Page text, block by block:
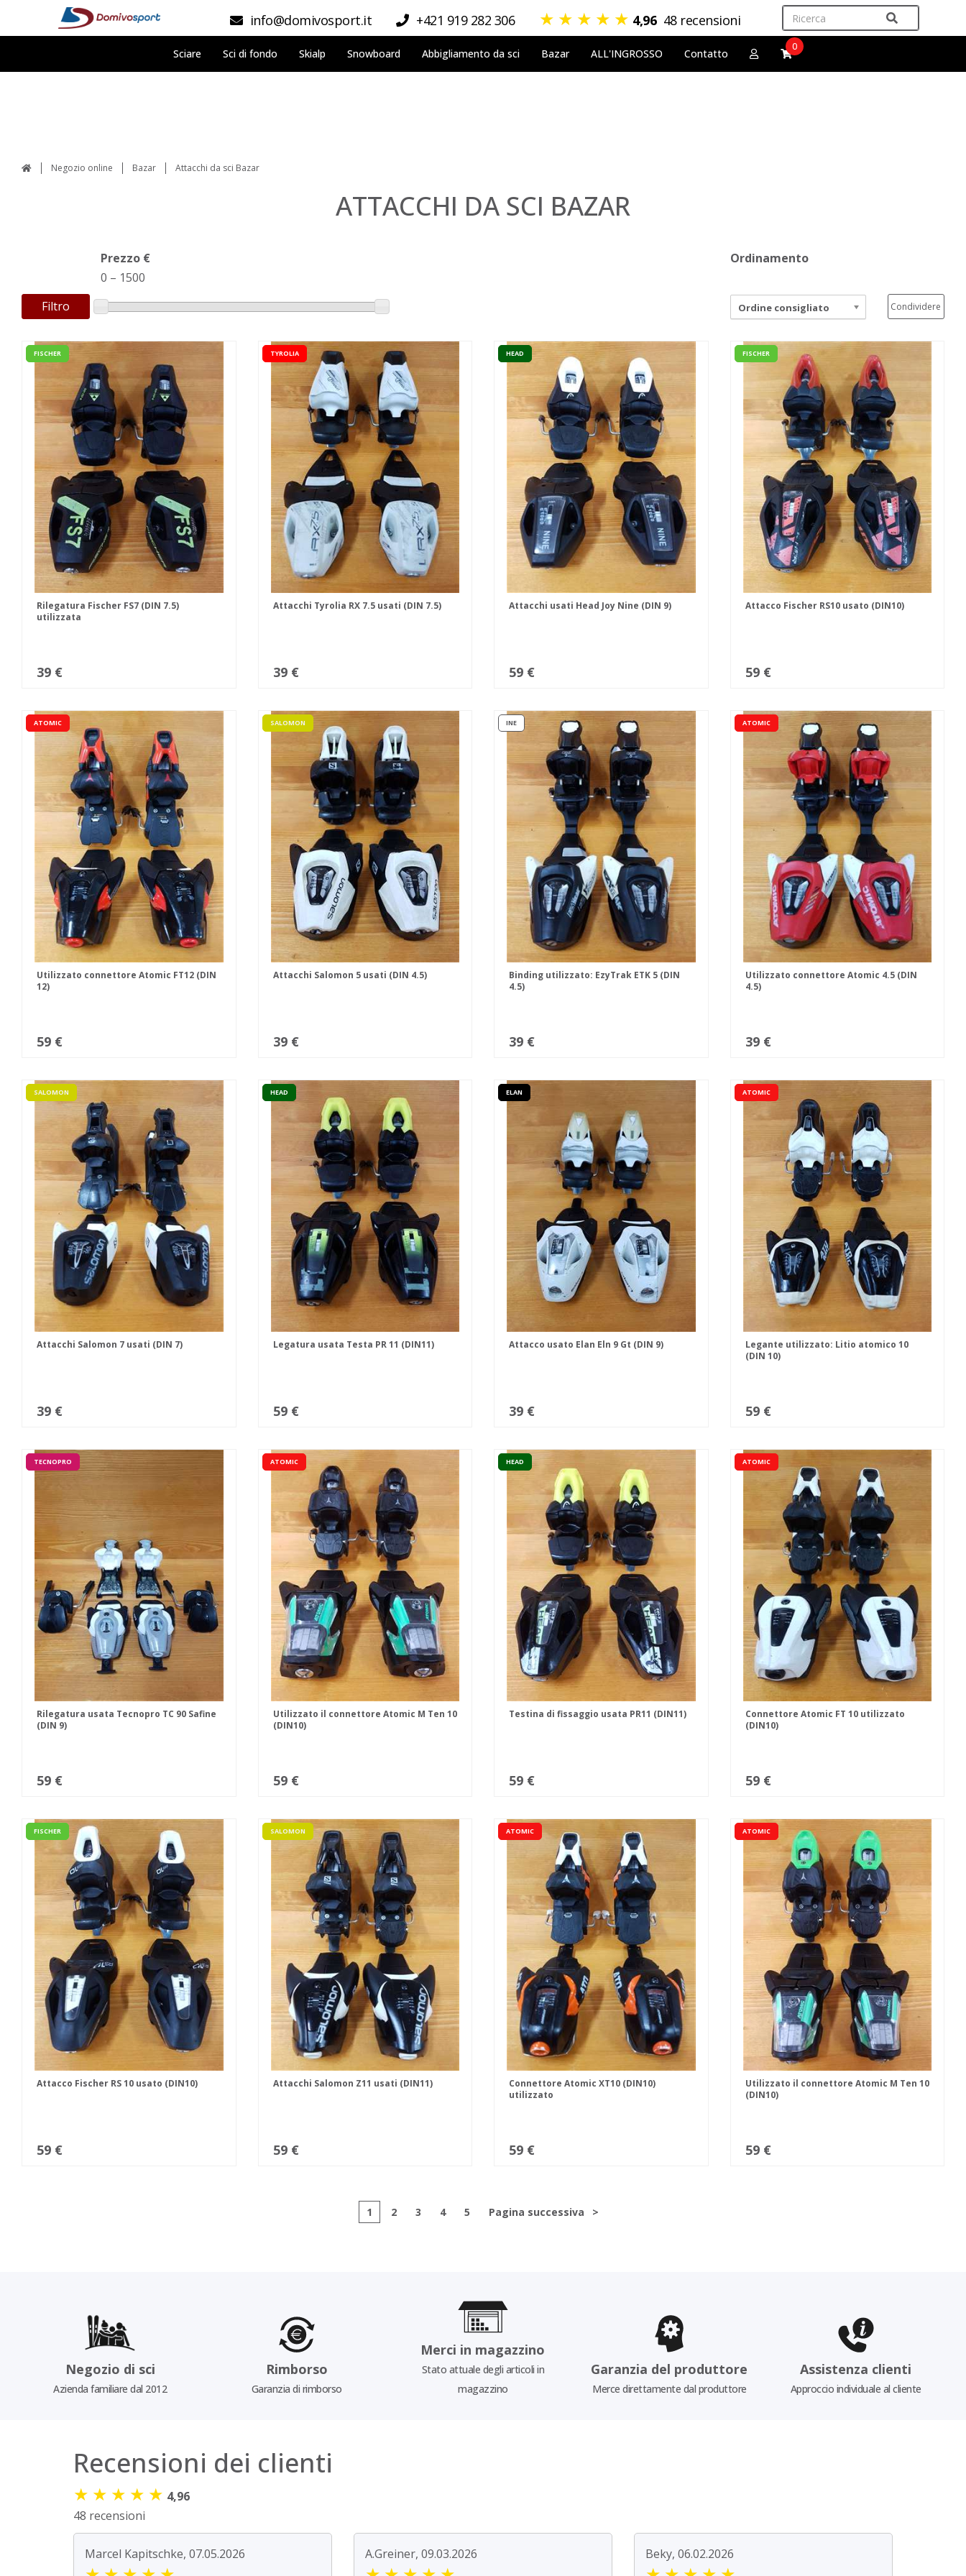
info@domivosport.it +421 919 282 306 ★ ★ ★ ★ ★ 4,96 48 recensioni
Sciare Sci di fondo Skialp Snowboard Abbigliamento da sci Bazar ALL'INGROSSO Contatto
0
Negozio online Bazar Attacchi da sci Bazar
ATTACCHI DA SCI BAZAR
Filtro
Prezzo €
0 – 1500
Ordinamento
Ordine consigliato Condividere
FISCHER
Rilegatura Fischer FS7 (DIN 7.5)
utilizzata
39 €
TYROLIA
Attacchi Tyrolia RX 7.5 usati (DIN 7.5)
39 €
HEAD
Attacchi usati Head Joy Nine (DIN 9)
59 €
FISCHER
Attacco Fischer RS10 usato (DIN10)
59 €
ATOMIC
Utilizzato connettore Atomic FT12 (DIN
12)
59 €
SALOMON
Attacchi Salomon 5 usati (DIN 4.5)
39 €
INE
Binding utilizzato: EzyTrak ETK 5 (DIN
4.5)
39 €
ATOMIC
Utilizzato connettore Atomic 4.5 (DIN
4.5)
39 €
SALOMON
Attacchi Salomon 7 usati (DIN 7)
39 €
HEAD
Legatura usata Testa PR 11 (DIN11)
59 €
ELAN
Attacco usato Elan Eln 9 Gt (DIN 9)
39 €
ATOMIC
Legante utilizzato: Litio atomico 10
(DIN 10)
59 €
TECNOPRO
Rilegatura usata Tecnopro TC 90 Safine
(DIN 9)
59 €
ATOMIC
Utilizzato il connettore Atomic M Ten 10
(DIN10)
59 €
HEAD
Testina di fissaggio usata PR11 (DIN11)
59 €
ATOMIC
Connettore Atomic FT 10 utilizzato
(DIN10)
59 €
FISCHER
Attacco Fischer RS 10 usato (DIN10)
59 €
SALOMON
Attacchi Salomon Z11 usati (DIN11)
59 €
ATOMIC
Connettore Atomic XT10 (DIN10)
utilizzato
59 €
ATOMIC
Utilizzato il connettore Atomic M Ten 10
(DIN10)
59 €
1 2 3 4 5 Pagina successiva >
Negozio di sci
Azienda familiare dal 2012
Rimborso
Garanzia di rimborso
Merci in magazzino
Stato attuale degli articoli in
magazzino
Garanzia del produttore
Merce direttamente dal produttore
Assistenza clienti
Approccio individuale al cliente
Recensioni dei clienti
★ ★ ★ ★ ★ 4,96
48 recensioni
Marcel Kapitschke, 07.05.2026 A.Greiner, 09.03.2026 Beky, 06.02.2026